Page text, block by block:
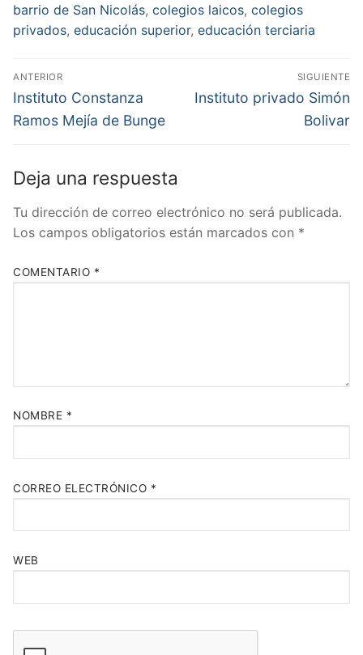
barrio de San Nicolás, colegios laicos, colegios
privados, educación superior, educación terciaria
Navegación
de
entradas
ANTERIOR
Entrada
anterior:
Instituto Constanza
Ramos Mejía de Bunge
SIGUIENTE
Entrada
Instituto privado Simón
Bolivar
Deja una respuesta
Tu dirección de correo electrónico no será publicada.
Los campos obligatorios están marcados con *
COMENTARIO *
NOMBRE *
CORREO ELECTRÓNICO *
WEB